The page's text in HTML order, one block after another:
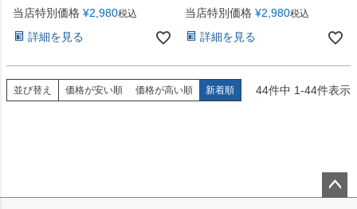
当店特別価格 ¥2,980税込
詳細を見る
当店特別価格 ¥2,980税込
詳細を見る
並び替え 価格が安い順 価格が高い順 新着順 44件中 1-44件表示